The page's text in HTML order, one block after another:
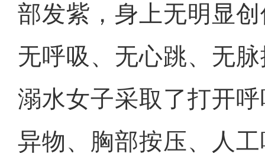
部发紫，身上无明显
无呼吸、无心跳、无
溺水女子采取了打开
异物、胸部按压、人